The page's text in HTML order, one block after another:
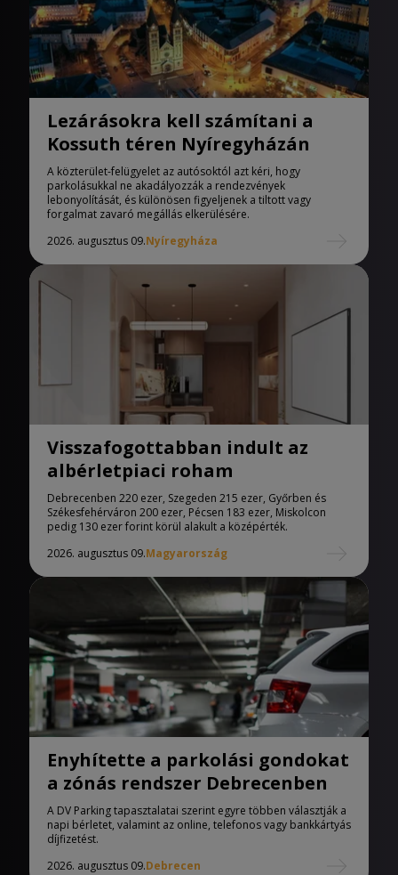
Lezárásokra kell számítani a
Kossuth téren Nyíregyházán
A közterület-felügyelet az autósoktól azt kéri, hogy
parkolásukkal ne akadályozzák a rendezvények
lebonyolítását, és különösen figyeljenek a tiltott vagy
forgalmat zavaró megállás elkerülésére.
2026. augusztus 09.Nyíregyháza
Visszafogottabban indult az
albérletpiaci roham
Debrecenben 220 ezer, Szegeden 215 ezer, Győrben és
Székesfehérváron 200 ezer, Pécsen 183 ezer, Miskolcon
pedig 130 ezer forint körül alakult a középérték.
2026. augusztus 09.Magyarország
Enyhítette a parkolási gondokat
a zónás rendszer Debrecenben
A DV Parking tapasztalatai szerint egyre többen választják a
napi bérletet, valamint az online, telefonos vagy bankkártyás
díjfizetést.
2026. augusztus 09.Debrecen